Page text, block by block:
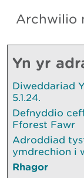
Archwilio
Yn yr
Diweddariad
5.1.24.
Defnyddio
Fforest Fawr
Adroddiad
ymdrechion i
Rhagor